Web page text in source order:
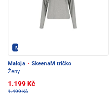
Maloja - PEC POD SNĚŽKOU
Maloja · SkeenaM tričko
Ženy
1.199 Kč
1.499 Kč